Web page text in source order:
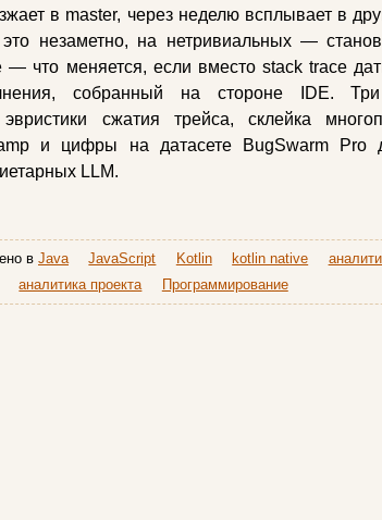
в master, через неделю всплывает в
это незаметно, на нетривиальных —
— что меняется, если вместо stack trace
собранный на стороне IDE.
сжатия трейса, склейка
и цифры на датасете BugSwarm Pro
LLM.
в Java JavaScript Kotlin kotlin native
аналитика проекта Программирование